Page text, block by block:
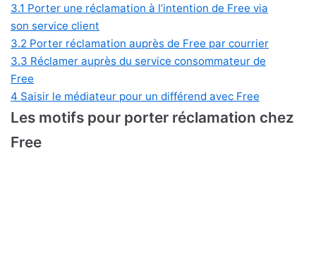
3.1 Porter une réclamation à l’intention de Free via
son service client
3.2 Porter réclamation auprès de Free par courrier
3.3 Réclamer auprès du service consommateur de
Free
4 Saisir le médiateur pour un différend avec Free
Les motifs pour porter réclamation chez
Free